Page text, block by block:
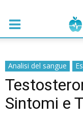
Analisi del sangue
Sintomi e